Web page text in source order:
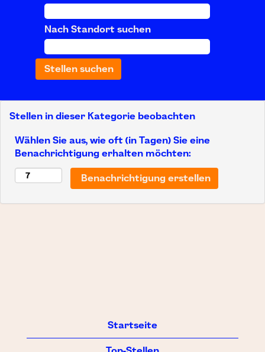
Nach Standort suchen
Stellen in dieser Kategorie beobachten
Wählen Sie aus, wie oft (in Tagen) Sie eine
Benachrichtigung erhalten möchten:
Startseite